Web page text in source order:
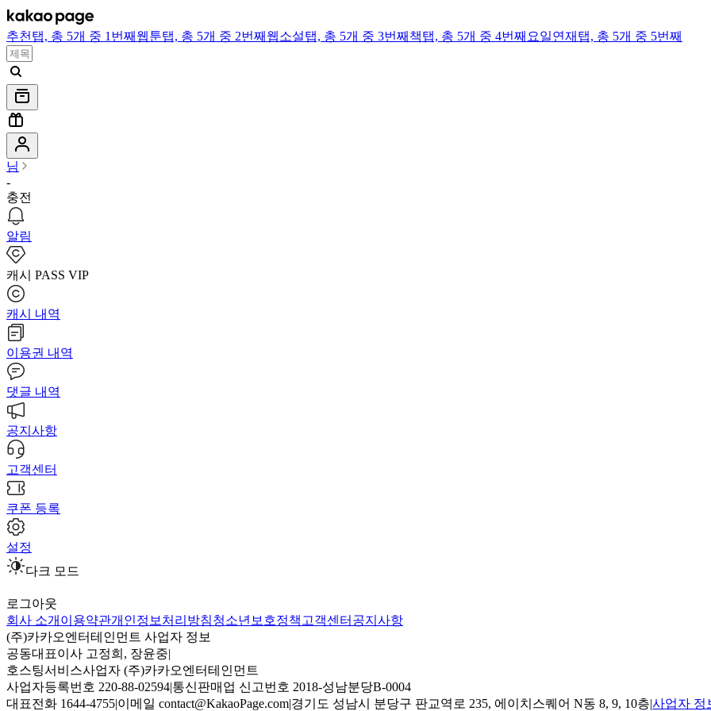
추천 탭, 총 5개 중 1번째 웹툰탭, 총 5개 중 2번째 웹소설탭, 총 5개 중 3번째 책탭, 총 5개 중 4번째 요일연재 탭, 총 5개 중 5번째
님
-
충전
알림
캐시 PASS VIP
캐시 내역
이용권 내역
댓글 내역
공지사항
고객센터
쿠폰 등록
설정
다크 모드
로그아웃
회사 소개 이용약관개인정보처리방침청소년보호정책 고객센터 공지사항
(주)카카오엔터테인먼트 사업자 정보
공동대표이사 고정희, 장윤중|
호스팅서비스사업자 (주)카카오엔터테인먼트
사업자등록번호 220-88-02594|통신판매업 신고번호 2018-성남분당B-0004
대표전화 1644-4755|이메일 contact@KakaoPage.com|경기도 성남시 분당구 판교역로 235, 에이치스퀘어 N동 8, 9, 10층|사업자 정